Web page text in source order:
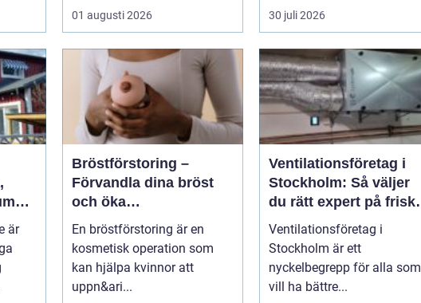
01 augusti 2026 30 juli 2026
är
Bröstförstoring –
Förvandla dina bröst
och öka
självförtroendet
En bröstförstoring är en
kosmetisk operation som
kan hjälpa kvinnor att
uppn&ari...
Ventilationsföretag i
Stockholm: Så väljer
du rätt expert på frisk
luft
Ventilationsföretag i
Stockholm är ett
nyckelbegrepp för alla som
vill ha bättre...